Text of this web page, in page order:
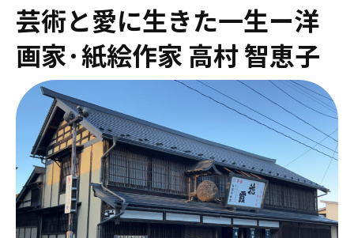
芸術と愛に生きた一生ー洋
画家·紙絵作家 高村 智恵子